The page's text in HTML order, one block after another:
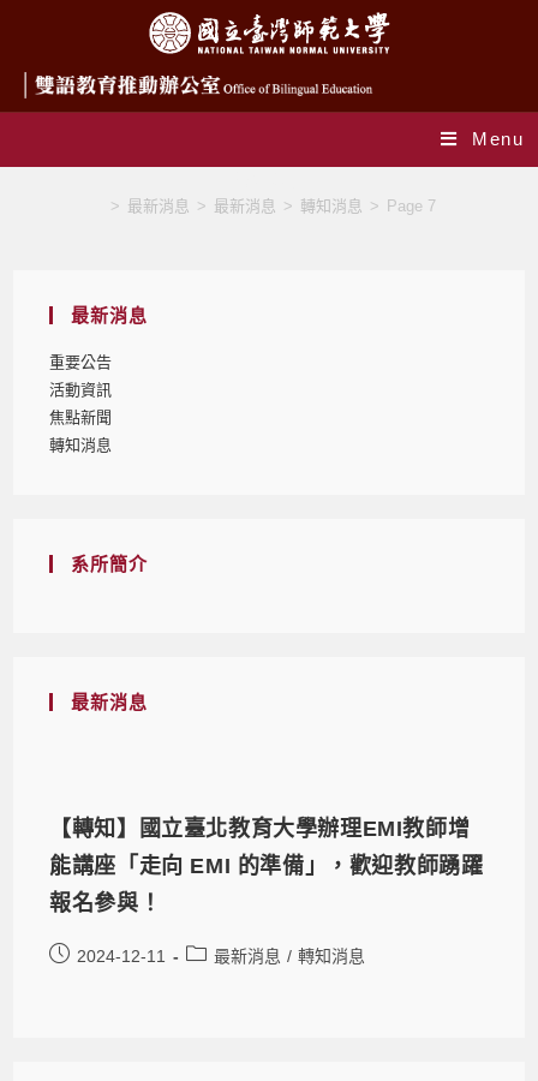
Menu
> 最新消息 > 最新消息 > 轉知消息 > Page 7
最新消息
重要公告
活動資訊
焦點新聞
轉知消息
系所簡介
最新消息
【轉知】國立臺北教育大學辦理EMI教師增
能講座「走向 EMI 的準備」，歡迎教師踴躍
報名參與！
2024-12-11 最新消息 / 轉知消息